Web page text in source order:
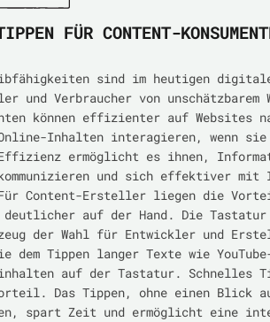
FÜR CONTENT-
sind im heutigen
und Verbraucher von unschätzbarem
können effizienter auf Websites
Inhalten interagieren, wenn
Effizienz ermöglicht es ihnen,
und sich effektiver mit
Content-Ersteller liegen die
deutlicher auf der Hand. Die Tastatur
der Wahl für Entwickler und
dem Tippen langer Texte wie
auf der Tastatur. Schnelles
Das Tippen, ohne einen Blick
spart Zeit und ermöglicht eine